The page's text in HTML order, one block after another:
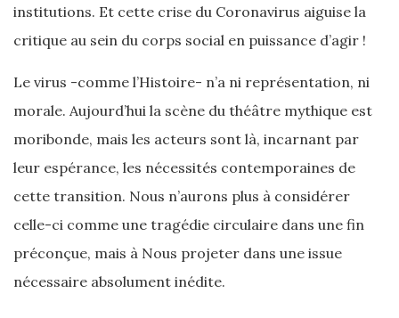
institutions. Et cette crise du Coronavirus aiguise la
critique au sein du corps social en puissance d’agir !
Le virus -comme l’Histoire- n’a ni représentation, ni
morale. Aujourd’hui la scène du théâtre mythique est
moribonde, mais les acteurs sont là, incarnant par
leur espérance, les nécessités contemporaines de
cette transition. Nous n’aurons plus à considérer
celle-ci comme une tragédie circulaire dans une fin
préconçue, mais à Nous projeter dans une issue
nécessaire absolument inédite.